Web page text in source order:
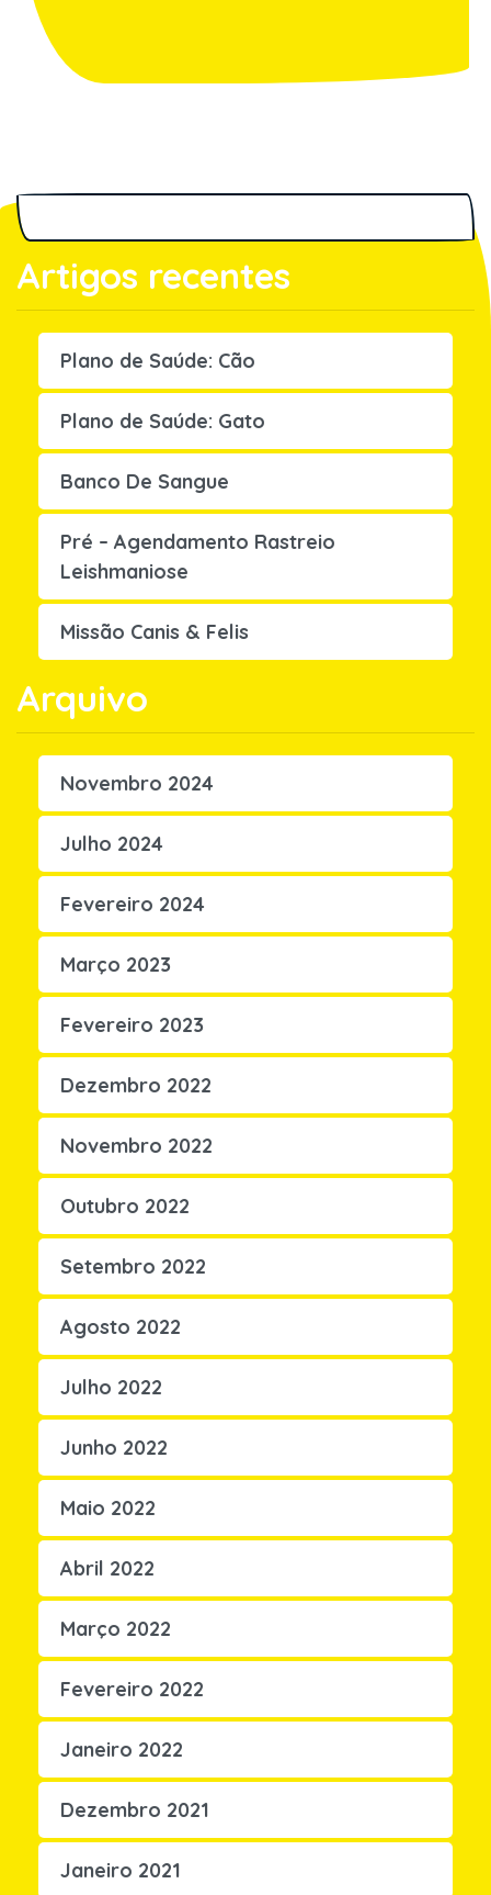
Artigos recentes
Plano de Saúde: Cão
Plano de Saúde: Gato
Banco De Sangue
Pré – Agendamento Rastreio
Leishmaniose
Missão Canis & Felis
Arquivo
Novembro 2024
Julho 2024
Fevereiro 2024
Março 2023
Fevereiro 2023
Dezembro 2022
Novembro 2022
Outubro 2022
Setembro 2022
Agosto 2022
Julho 2022
Junho 2022
Maio 2022
Abril 2022
Março 2022
Fevereiro 2022
Janeiro 2022
Dezembro 2021
Janeiro 2021